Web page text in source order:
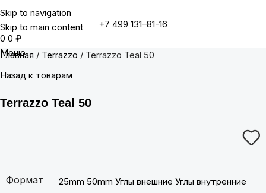
Skip to navigation
Skip to main content
+7 499 131–81-16
0 0 ₽
Меню
Главная Terrazzo
Terrazzo Teal 50
Назад к товарам
Terrazzo Teal 50
Формат 25mm 50mm Углы внешние Углы внутренние